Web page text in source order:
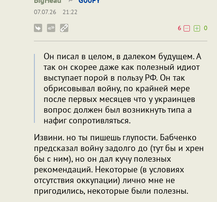
07.07.26
21:22
6
0
Он писал в целом, в далеком будущем. А
так он скорее даже как полезный идиот
выступает порой в пользу РФ. Он так
обрисовывал войну, по крайней мере
после первых месяцев что у украинцев
вопрос должен был возникнуть типа а
нафиг сопротивляться.
Извини. но ты пишешь глупости. Бабченко
предсказал войну задолго до (тут бы и хрен
бы с ним), но он дал кучу полезных
рекомендаций. Некоторые (в условиях
отсутствия оккупации) лично мне не
пригодились, некоторые были полезны.